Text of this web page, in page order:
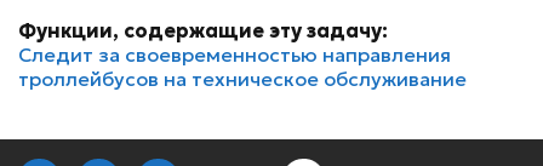
Функции, содержащие эту задачу:
Следит за своевременностью направления
троллейбусов на техническое обслуживание